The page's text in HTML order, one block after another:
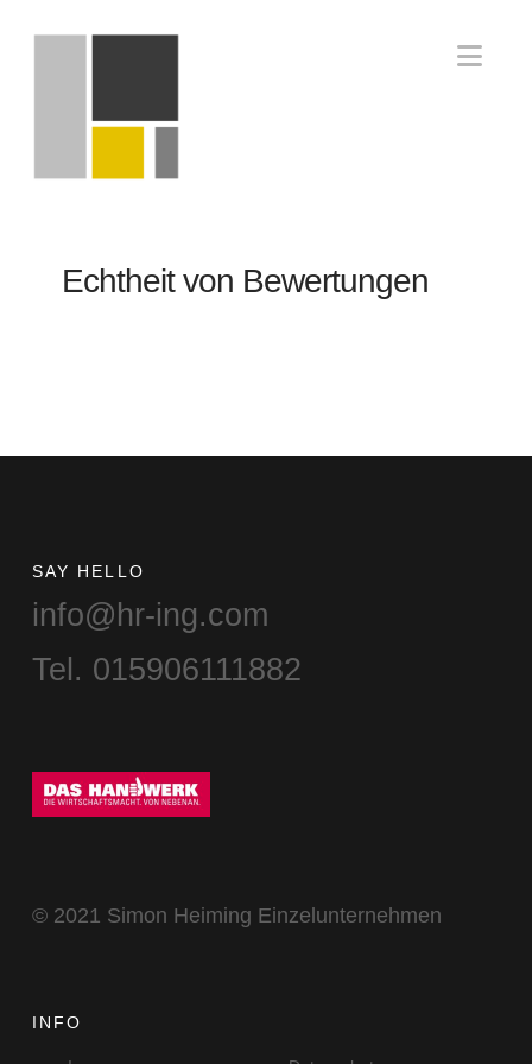
Echtheit von Bewertungen
SAY HELLO
info@hr-ing.com
Tel. 015906111882
© 2021 Simon Heiming Einzelunternehmen
INFO